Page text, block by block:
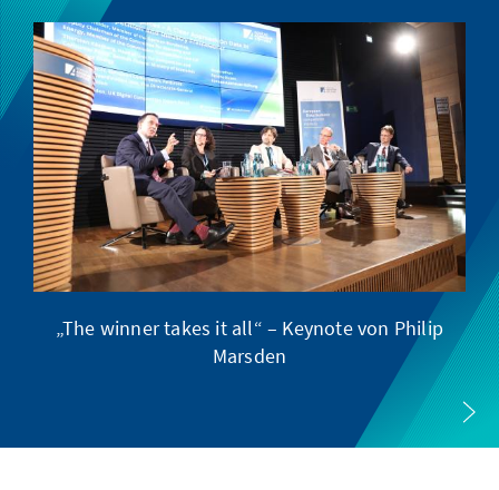
„The winner takes it all“ – Keynote von Philip
Marsden